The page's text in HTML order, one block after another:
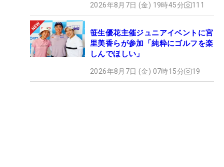
2026年8月7日 (金) 19時45分 111
笹生優花主催ジュニアイベントに宮
里美香らが参加「純粋にゴルフを楽
しんでほしい」
2026年8月7日 (金) 07時15分 19